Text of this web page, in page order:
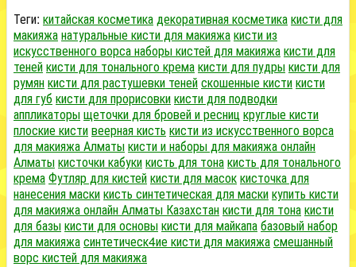
Теги: китайская косметикадекоративная косметикакисти для
макияжанатуральные кисти для макияжакисти из
искусственного ворса наборы кистей для макияжакисти для
тенейкисти для тонального кремакисти для пудрыкисти для
румянкисти для растушевки тенейскошенные кистикисти
для губ кисти для прорисовкикисти для подводки
аппликаторыщеточки для бровей и ресницкруглые кисти
плоские кистивеерная кисть кисти из искусственного ворса
для макияжа Алматыкисти и наборы для макияжа онлайн
Алматыкисточки кабукикисть для тонакисть для тонального
кремаФутляр для кистейкисти для масоккисточка для
нанесения маскикисть синтетическая для маскикупить кисти
для макияжа онлайн Алматы Казахстанкисти для тонакисти
для базыкисти для основыкисти для майкапабазовый набор
для макияжасинтетическ4ие кисти для макияжасмешанный
ворс кистей для макияжа